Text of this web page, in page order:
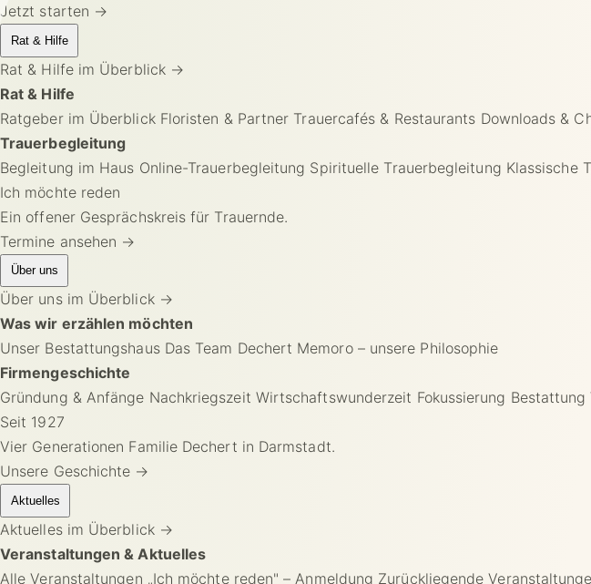
Jetzt starten →
Rat & Hilfe
Rat & Hilfe im Überblick →
Rat & Hilfe
Ratgeber im Überblick Floristen & Partner Trauercafés & Restaurants Downloads &
Trauerbegleitung
Begleitung im Haus Online-Trauerbegleitung Spirituelle Trauerbegleitung Klassische
Ich möchte reden
Ein offener Gesprächskreis für Trauernde.
Termine ansehen →
Über uns
Über uns im Überblick →
Was wir erzählen möchten
Unser Bestattungshaus Das Team Dechert Memoro – unsere Philosophie
Firmengeschichte
Gründung & Anfänge Nachkriegszeit Wirtschaftswunderzeit Fokussierung Bestattung
Seit 1927
Vier Generationen Familie Dechert in Darmstadt.
Unsere Geschichte →
Aktuelles
Aktuelles im Überblick →
Veranstaltungen & Aktuelles
Alle Veranstaltungen „Ich möchte reden" – Anmeldung Zurückliegende